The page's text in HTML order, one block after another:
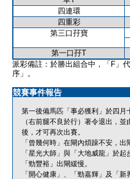
四連環
四重彩
第三口孖寶
第一口孖T
派彩備註：於勝出組合中，「F」
序」。
競賽事件報告
第一後備馬匹「事必獲利」於四
（右前腿不良於行）著令退出，
後，才可再次出賽。
「曾幾何時」在閘內煩躁不安，出
「星光大師」與「大地威龍」於起
「勁豐裕」出閘緩慢。
「開心健康」、「勁嘉輝」及「